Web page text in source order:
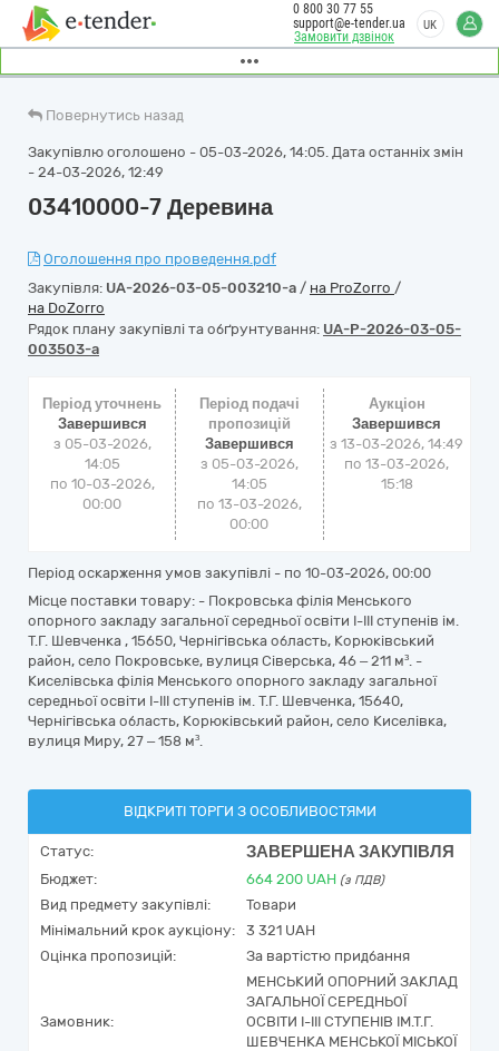
Замовити дзвінок
0 800 30 77 55
support@e-tender.ua
UK
Повернутись назад
Закупівлю оголошено - 05-03-2026, 14:05. Дата останніх змін
- 24-03-2026, 12:49
03410000-7 Деревина
Оголошення про проведення.pdf
Закупівля: UA-2026-03-05-003210-a / на ProZorro /
на DoZorro
Рядок плану закупівлі та обґрунтування: UA-P-2026-03-05-
003503-a
Період уточнень
Завершився
з 05-03-2026,
14:05
по 10-03-2026,
00:00
Період подачі
пропозицій
Завершився
з 05-03-2026,
14:05
по 13-03-2026,
00:00
Аукціон
Завершився
з13-03-2026, 14:49
по13-03-2026,
15:18
Період оскарження умов закупівлі - по 10-03-2026, 00:00
Місце поставки товару: - Покровська філія Менського
опорного закладу загальної середньої освіти І-ІІІ ступенів ім.
Т.Г. Шевченка , 15650, Чернігівська область, Корюківський
район, село Покровське, вулиця Сіверська, 46 – 211 м³. -
Киселівська філія Менського опорного закладу загальної
середньої освіти І-ІІІ ступенів ім. Т.Г. Шевченка, 15640,
Чернігівська область, Корюківський район, село Киселівка,
вулиця Миру, 27 – 158 м³.
ВІДКРИТІ ТОРГИ З ОСОБЛИВОСТЯМИ
Статус: ЗАВЕРШЕНА ЗАКУПІВЛЯ
Бюджет: 664 200 UAH (з ПДВ)
Вид предмету закупівлі:
Товари
Мінімальний крок аукціону:
3 321 UAH
Оцінка пропозицій:
За вартістю придбання
Замовник:
МЕНСЬКИЙ ОПОРНИЙ ЗАКЛАД
ЗАГАЛЬНОЇ СЕРЕДНЬОЇ
ОСВІТИ I-III СТУПЕНІВ ІМ.Т.Г.
ШЕВЧЕНКА МЕНСЬКОЇ МІСЬКОЇ